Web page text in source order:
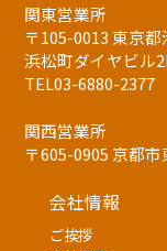
関東営業所
〒105-0013 東京
浜松町ダイヤビル
TEL03-6880-2377
関西営業所
〒605-0905 京都
会社情報
ご挨拶